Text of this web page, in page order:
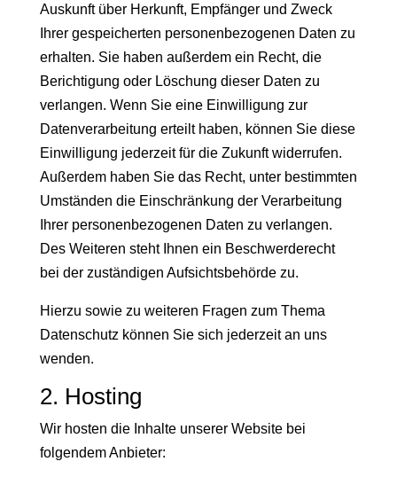
Auskunft über Herkunft, Empfänger und Zweck
Ihrer gespeicherten personenbezogenen Daten zu
erhalten. Sie haben außerdem ein Recht, die
Berichtigung oder Löschung dieser Daten zu
verlangen. Wenn Sie eine Einwilligung zur
Datenverarbeitung erteilt haben, können Sie diese
Einwilligung jederzeit für die Zukunft widerrufen.
Außerdem haben Sie das Recht, unter bestimmten
Umständen die Einschränkung der Verarbeitung
Ihrer personenbezogenen Daten zu verlangen.
Des Weiteren steht Ihnen ein Beschwerderecht
bei der zuständigen Aufsichtsbehörde zu.
Hierzu sowie zu weiteren Fragen zum Thema
Datenschutz können Sie sich jederzeit an uns
wenden.
2. Hosting
Wir hosten die Inhalte unserer Website bei
folgendem Anbieter: